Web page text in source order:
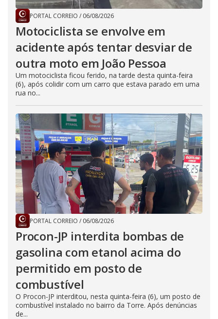
PORTAL CORREIO / 06/08/2026
Motociclista se envolve em
acidente após tentar desviar de
outra moto em João Pessoa
Um motociclista ficou ferido, na tarde desta quinta-feira
(6), após colidir com um carro que estava parado em uma
rua no...
PORTAL CORREIO / 06/08/2026
Procon-JP interdita bombas de
gasolina com etanol acima do
permitido em posto de
combustível
O Procon-JP interditou, nesta quinta-feira (6), um posto de
combustível instalado no bairro da Torre. Após denúncias
de...